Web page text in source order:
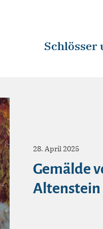
Schlösser
28. April 2025
Gemälde
Altenstein